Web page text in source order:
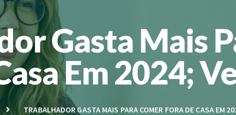
Gasta Mais
Em 2024;
TRABALHADOR GASTA MAIS PARA COMER FORA DE CASA EM